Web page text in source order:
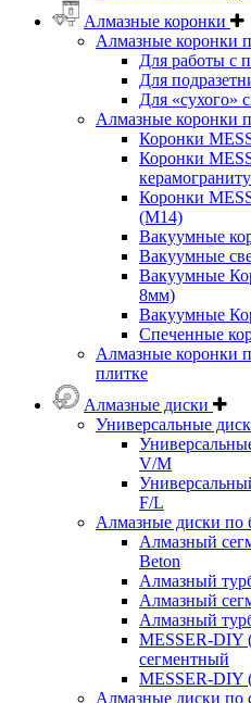
Алмазные коронки
Алмазные коронки
Для работы с
Для
Для «сухого»
Алмазные коронки
Коронки
Коронки
Коронки
(М14)
Вакуумные
Вакуумные
Вакуумные
8мм)
Вакуумные
Спеченные
Алмазные коронки
плитке
Алмазные диски
Универсальные
V/M
F/L
Алмазные диски по
Алмазный
Beton
Алмазный
Алмазный
Алмазный
MESSER-
сегментный
MESSER-
Алмазные диски по